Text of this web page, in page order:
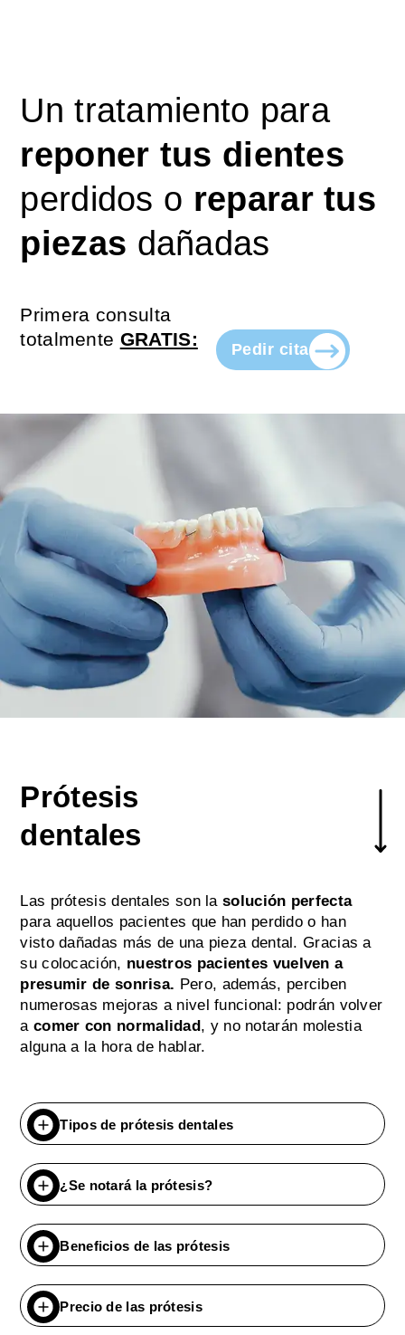
Un tratamiento para
reponer tus dientes
perdidos o reparar tus
piezas dañadas
Primera consulta
totalmente GRATIS: Pedir cita
Las prótesis dentales son lasolución perfecta
para aquellos pacientes que han perdido o han
visto dañadas más de una pieza dental. Gracias a
su colocación, nuestros pacientes vuelven a
presumir de sonrisa. Pero, además, perciben
numerosas mejoras a nivel funcional: podrán volver
a comer con normalidad, y no notarán molestia
alguna a la hora de hablar.
Tipos de prótesis dentales
¿Se notará la prótesis?
Beneficios de las prótesis
Precio de las prótesis
Prótesis
dentales